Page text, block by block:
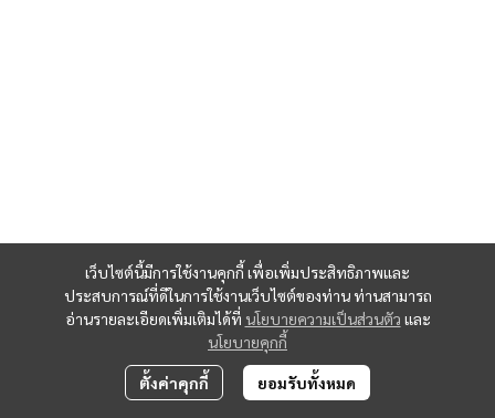
เว็บไซต์นี้มีการใช้งานคุกกี้ เพื่อเพิ่มประสิทธิภาพและ
ประสบการณ์ที่ดีในการใช้งานเว็บไซต์ของท่าน ท่านสามารถ
อ่านรายละเอียดเพิ่มเติมได้ที่ นโยบายความเป็นส่วนตัว และ
นโยบายคุกกี้
ตั้งค่าคุกกี้ ยอมรับทั้งหมด